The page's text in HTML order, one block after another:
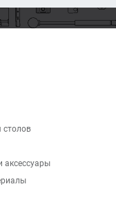
столов
аксессуары